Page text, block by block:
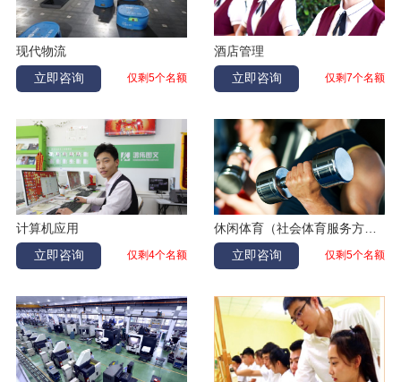
现代物流
立即咨询
仅剩5个名额
酒店管理
立即咨询
仅剩7个名额
计算机应用
立即咨询
仅剩4个名额
休闲体育（社会体育服务方向）
立即咨询
仅剩5个名额
郝博琦
于晶微
刘林宽 加工中心 河南周口
付量 汽修 吉林白城
卢天一 计算机应用 吉林长春
姚易峰 汽修 辽宁大连
赵忠杭 日护 辽宁本溪
焦海
朱宪廷
刘星皓 汽修 辽宁朝阳
高茂林 吉林白城 模具设计与制造
王悦 幼儿教育 黑龙江绥化
初佳悦 护理 吉林农安